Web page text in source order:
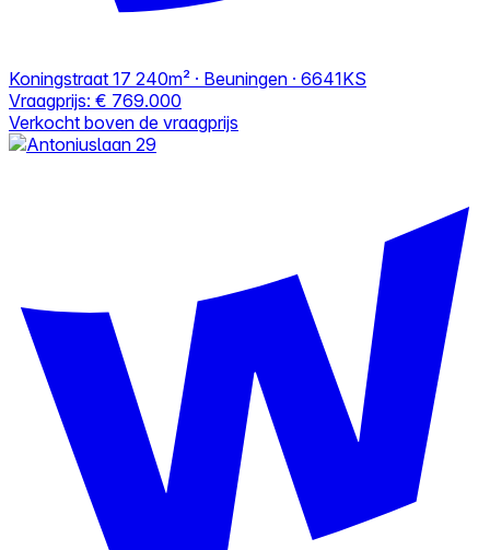
Koningstraat 17 240m² · Beuningen · 6641KS
Vraagprijs: € 769.000
Verkocht boven de vraagprijs